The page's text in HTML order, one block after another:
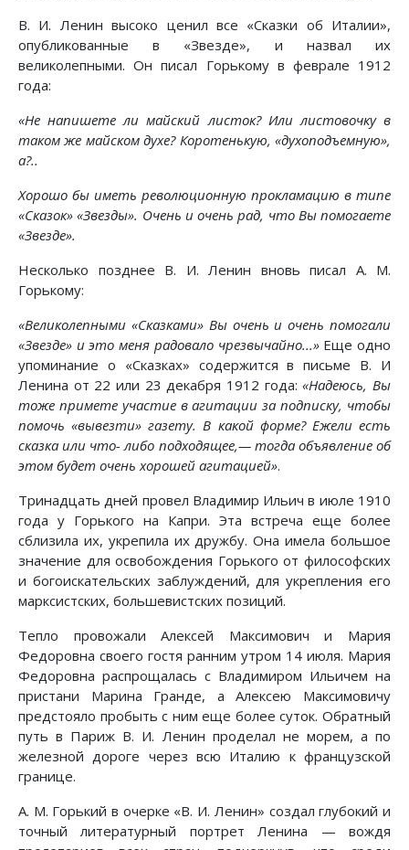
В. И. Ленин высоко ценил все «Сказки об Италии»,
опубликованные в «Звезде», и назвал их
великолепными. Он писал Горькому в феврале 1912
года:
«Не напишете ли майский листок? Или листовочку в
таком же майском духе? Коротенькую, «духоподъемную»,
а?..
Хорошо бы иметь революционную прокламацию в типе
«Сказок» «Звезды». Очень и очень рад, что Вы помогаете
«Звезде».
Несколько позднее В. И. Ленин вновь писал А. М.
Горькому:
«Великолепными «Сказками» Вы очень и очень помогали
«Звезде» и это меня радовало чрезвычайно...»Еще одно
упоминание о «Сказках» содержится в письме В. И
Ленина от 22 или 23 декабря 1912 года:«Надеюсь, Вы
тоже примете участие в агитации за подписку, чтобы
помочь «вывезти» газету. В какой форме? Ежели есть
сказка или что- либо подходящее,— тогда объявление об
этом будет очень хорошей агитацией».
Тринадцать дней провел Владимир Ильич в июле 1910
года у Горького на Капри. Эта встреча еще более
сблизила их, укрепила их дружбу. Она имела большое
значение для освобождения Горького от философских
и богоискательских заблуждений, для укрепления его
марксистских, большевистских позиций.
Тепло провожали Алексей Максимович и Мария
Федоровна своего гостя ранним утром 14 июля. Мария
Федоровна распрощалась с Владимиром Ильичем на
пристани Марина Гранде, а Алексею Максимовичу
предстояло пробыть с ним еще более суток. Обратный
путь в Париж В. И. Ленин проделал не морем, а по
железной дороге через всю Италию к французской
границе.
А. М. Горький в очерке «В. И. Ленин» создал глубокий и
точный литературный портрет Ленина — вождя